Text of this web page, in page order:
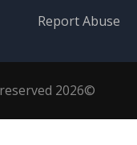
Report Abuse
©2026 by Visual Paradigm. All rights reserved.